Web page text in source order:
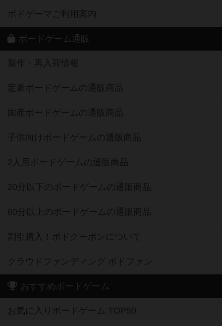
ボドゲーマご利用案内
ボードゲーム通販
新作・再入荷情報
定番ボードゲームの通販商品
国産ボードゲームの通販商品
子供向けボードゲームの通販商品
2人用ボードゲームの通販商品
20分以下のボードゲームの通販商品
60分以上のボードゲームの通販商品
割引購入！ボドクーポンについて
クラウドファンディング ボドファン
おすすめボードゲーム
お気に入りボードゲーム TOP50